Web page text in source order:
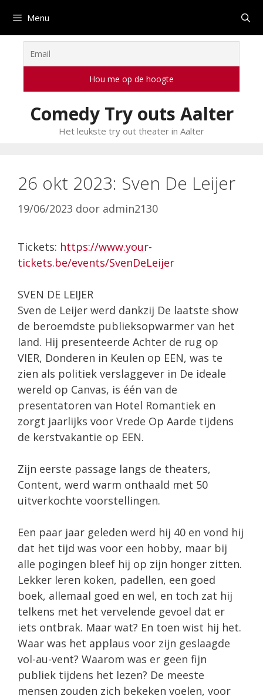
naar
de
inhoud
Menu
Comedy Try outs Aalter
Het leukste try out theater in Aalter
26 okt 2023: Sven De Leijer
19/06/2023 door admin2130
Tickets: https://www.your-
tickets.be/events/SvenDeLeijer
SVEN DE LEIJER
Sven de Leijer werd dankzij De laatste show
de beroemdste publieksopwarmer van het
land. Hij presenteerde Achter de rug op
VIER, Donderen in Keulen op EEN, was te
zien als politiek verslaggever in De ideale
wereld op Canvas, is één van de
presentatoren van Hotel Romantiek en
zorgt jaarlijks voor Vrede Op Aarde tijdens
de kerstvakantie op EEN.
Zijn eerste passage langs de theaters,
Content, werd warm onthaald met 50
uitverkochte voorstellingen.
Een paar jaar geleden werd hij 40 en vond hij
dat het tijd was voor een hobby, maar bij
alle pogingen bleef hij op zijn honger zitten.
Lekker leren koken, padellen, een goed
boek, allemaal goed en wel, en toch zat hij
telkens met het vervelende gevoel dat er
iets ontbrak. Maar wat? En toen wist hij het.
Waar was het applaus voor zijn geslaagde
vol-au-vent? Waarom was er geen fijn
publiek tijdens het lezen? De meeste
mensen zouden zich bekeken voelen, voor